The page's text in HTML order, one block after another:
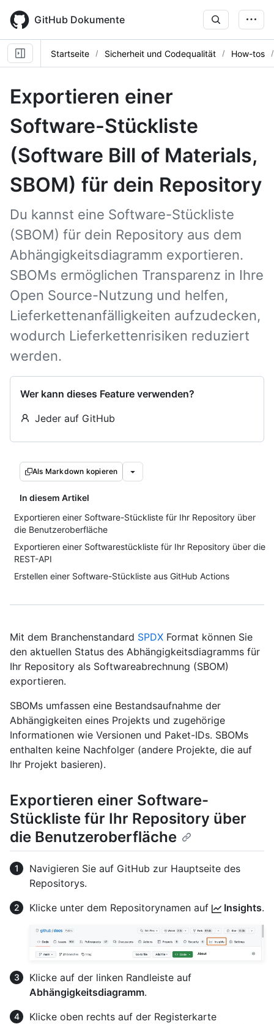
main
content
GitHub Dokumente
Startseite Sicherheit und Codequalität How-tos
Exportieren einer
Software-Stückliste
(Software Bill of Materials,
SBOM) für dein Repository
Du kannst eine Software-Stückliste
(SBOM) für dein Repository aus dem
Abhängigkeitsdiagramm exportieren.
SBOMs ermöglichen Transparenz in Ihre
Open Source-Nutzung und helfen,
Lieferkettenanfälligkeiten aufzudecken,
wodurch Lieferkettenrisiken reduziert
werden.
Wer kann dieses Feature verwenden?
Jeder auf GitHub
Als Markdown kopieren
In diesem Artikel
Exportieren einer Software-Stückliste für Ihr Repository über
die Benutzeroberfläche
Exportieren einer Softwarestückliste für Ihr Repository über die
REST-API
Erstellen einer Software-Stückliste aus GitHub Actions
Mit dem Branchenstandard SPDX Format können Sie
den aktuellen Status des Abhängigkeitsdiagramms für
Ihr Repository als Softwareabrechnung (SBOM)
exportieren.
SBOMs umfassen eine Bestandsaufnahme der
Abhängigkeiten eines Projekts und zugehörige
Informationen wie Versionen und Paket-IDs. SBOMs
enthalten keine Nachfolger (andere Projekte, die auf
Ihr Projekt basieren).
Exportieren einer Software-
Stückliste für Ihr Repository über
die Benutzeroberfläche
Navigieren Sie auf GitHub zur Hauptseite des
Repositorys.
Klicke unter dem Repositorynamen auf
Insights.
Klicke auf der linken Randleiste auf
Abhängigkeitsdiagramm.
Klicke oben rechts auf der Registerkarte